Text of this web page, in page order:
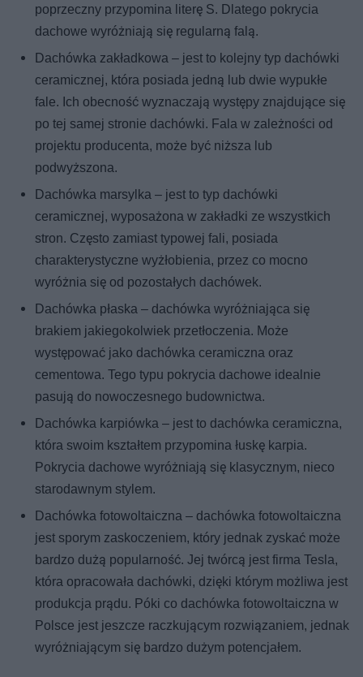
poprzeczny przypomina literę S. Dlatego pokrycia
dachowe wyróżniają się regularną falą.
Dachówka zakładkowa – jest to kolejny typ dachówki
ceramicznej, która posiada jedną lub dwie wypukłe
fale. Ich obecność wyznaczają występy znajdujące się
po tej samej stronie dachówki. Fala w zależności od
projektu producenta, może być niższa lub
podwyższona.
Dachówka marsylka – jest to typ dachówki
ceramicznej, wyposażona w zakładki ze wszystkich
stron. Często zamiast typowej fali, posiada
charakterystyczne wyżłobienia, przez co mocno
wyróżnia się od pozostałych dachówek.
Dachówka płaska – dachówka wyróżniająca się
brakiem jakiegokolwiek przetłoczenia. Może
występować jako dachówka ceramiczna oraz
cementowa. Tego typu pokrycia dachowe idealnie
pasują do nowoczesnego budownictwa.
Dachówka karpiówka – jest to dachówka ceramiczna,
która swoim kształtem przypomina łuskę karpia.
Pokrycia dachowe wyróżniają się klasycznym, nieco
starodawnym stylem.
Dachówka fotowoltaiczna – dachówka fotowoltaiczna
jest sporym zaskoczeniem, który jednak zyskać może
bardzo dużą popularność. Jej twórcą jest firma Tesla,
która opracowała dachówki, dzięki którym możliwa jest
produkcja prądu. Póki co dachówka fotowoltaiczna w
Polsce jest jeszcze raczkującym rozwiązaniem, jednak
wyróżniającym się bardzo dużym potencjałem.